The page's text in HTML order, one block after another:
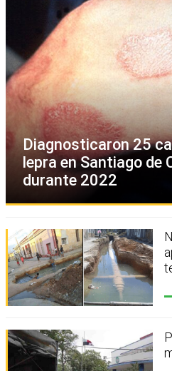
Diagnosticaron 25
lepra en Santiago de
durante 2022